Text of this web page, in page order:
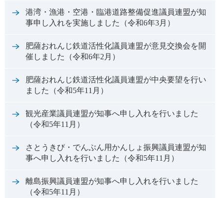
港湾・漁港・空港・臨港道路整備促進議員連盟が知
事申し入れを実施しました（令和6年3月）
肥薩おれんじ鉄道活性化議員連盟が意見交換会を開
催しました（令和6年2月）
肥薩おれんじ鉄道活性化議員連盟が中央要望を行い
ました（令和5年11月）
観光産業議員連盟が知事へ申し入れを行いました
（令和5年11月）
さとうきび・でんぷん用かんしょ振興議員連盟が知
事へ申し入れを行いました（令和5年11月）
離島振興議員連盟が知事へ申し入れを行いました
（令和5年11月）